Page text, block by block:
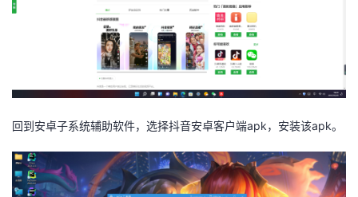
回到安卓子系统辅助软件，选择抖音安卓客户端apk，安装该apk。